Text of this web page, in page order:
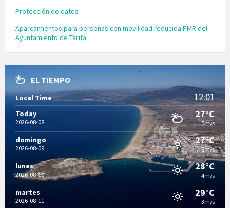
Protección de datos
Aparcamientos para personas con movilidad reducida PMR del
Ayuntamiento de Tarifa
EL TIEMPO
Local Time 12:01
Today
2026-08-08
27°C
5m/s
domingo
2026-08-09
27°C
5m/s
lunes
2026-08-10
28°C
4m/s
martes
2026-08-11
29°C
3m/s